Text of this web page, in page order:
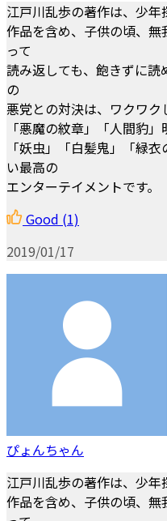
江戸川乱歩の著作は、少
作品を含め、子供の頃、
って
読み返しても、飽きずに
の
悪党との対決は、ワクワク
「悪魔の紋章」「人間豹
「妖虫」「白髪鬼」「緑
い最高の
エンターテイメントです。
Good (1)
2019/01/17
ぴょんちゃん
江戸川乱歩の著作は、少
作品を含め、子供の頃、